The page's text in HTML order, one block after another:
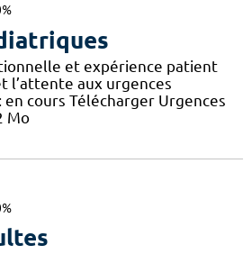
et expérience patient
l’attente aux urgences
cours Télécharger Urgences
Mo